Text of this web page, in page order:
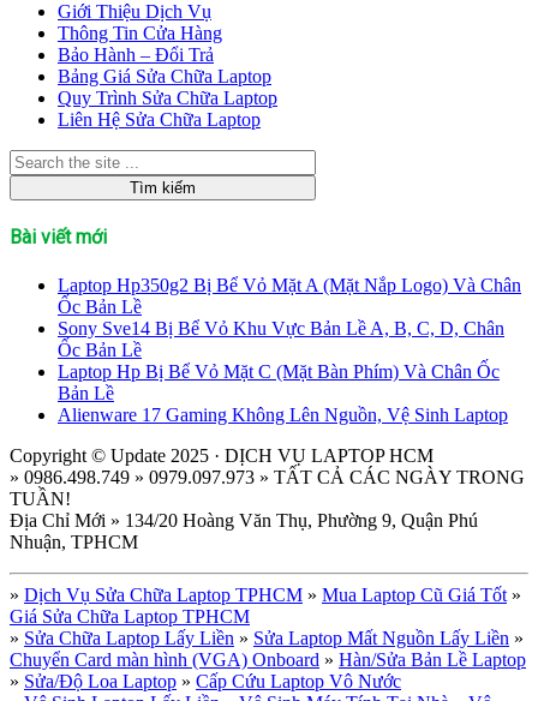
Giới Thiệu Dịch Vụ
Thông Tin Cửa Hàng
Bảo Hành – Đổi Trả
Bảng Giá Sửa Chữa Laptop
Quy Trình Sửa Chữa Laptop
Liên Hệ Sửa Chữa Laptop
Bài viết mới
Laptop Hp350g2 Bị Bể Vỏ Mặt A (Mặt Nắp Logo) Và Chân
Ốc Bản Lề
Sony Sve14 Bị Bể Vỏ Khu Vực Bản Lề A, B, C, D, Chân
Ốc Bản Lề
Laptop Hp Bị Bể Vỏ Mặt C (Mặt Bàn Phím) Và Chân Ốc
Bản Lề
Alienware 17 Gaming Không Lên Nguồn, Vệ Sinh Laptop
Copyright © Update 2025 · DỊCH VỤ LAPTOP HCM
» 0986.498.749 » 0979.097.973 » TẤT CẢ CÁC NGÀY TRONG
TUẦN!
Địa Chỉ Mới » 134/20 Hoàng Văn Thụ, Phường 9, Quận Phú
Nhuận, TPHCM
» Dịch Vụ Sửa Chữa Laptop TPHCM » Mua Laptop Cũ Giá Tốt »
Giá Sửa Chữa Laptop TPHCM
» Sửa Chữa Laptop Lấy Liền » Sửa Laptop Mất Nguồn Lấy Liền »
Chuyển Card màn hình (VGA) Onboard » Hàn/Sửa Bản Lề Laptop
» Sửa/Độ Loa Laptop » Cấp Cứu Laptop Vô Nước